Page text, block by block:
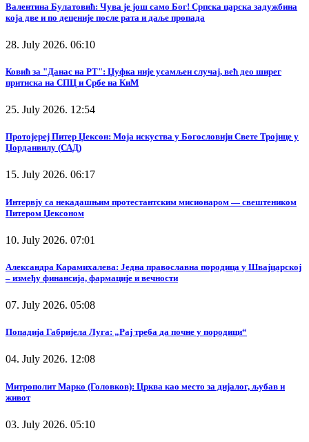
Валентина Булатовић: Чува је још само Бог! Српска царска задужбина
која две и по деценије после рата и даље пропада
28. July 2026. 06:10
Ковић за "Данас на РТ": Џуфка није усамљен случај, већ део ширег
притиска на СПЦ и Србе на КиМ
25. July 2026. 12:54
Протојереј Питер Џексон: Моја искуства у Богословији Свете Тројице у
Џорданвилу (САД)
15. July 2026. 06:17
Интервју са некадашњим протестантским мисионаром — свештеником
Питером Џексоном
10. July 2026. 07:01
Александра Карамихалева: Једна православна породица у Швајцарској
– између финансија, фармације и вечности
07. July 2026. 05:08
Попадија Габријела Луга: „Рај треба да почне у породици“
04. July 2026. 12:08
Митрополит Марко (Головков): Црква као место за дијалог, љубав и
живот
03. July 2026. 05:10